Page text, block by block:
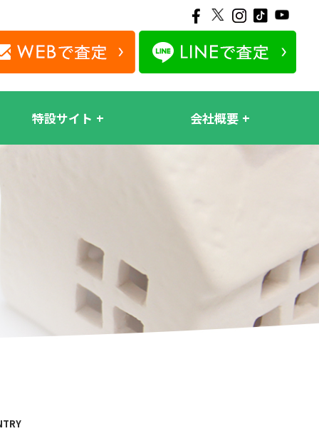
特設サイト 会社概要